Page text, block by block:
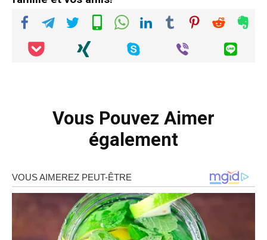
Vous Pouvez Aimer
également